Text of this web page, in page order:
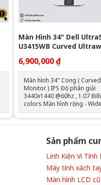
Màn Hình 34" Dell
U3415WB Curved
6,900,000 ₫
Màn hình 34" Cong ( Curved
Monitor ) IPS Độ phân giải
3440x1440 @60hz , 1.07
colors Màn hình rộng - Wide / Tỷ
lệ : 21:9 Tương phản : 1000:1 /
2000.000 :1 Tần số đáp ứng: 8
/ 5 ms ( gray to gray) FAST
Mini DisplayPort 1 DisplayPort
(version 1.2) 1 DisplayPort out
3.0 ports - Downstream (4
Sản phẩm
Linh Kiện Vi Tính
Máy tính xách
Màn hình LCD cũ